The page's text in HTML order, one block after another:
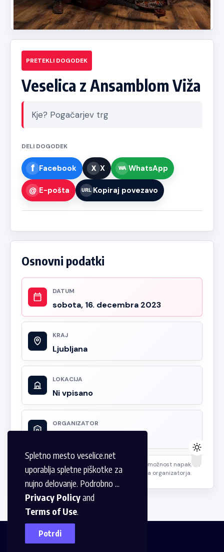
Spletno mesto veselice.net
uporablja spletne piškotke za
nujno delovanje. Podrobno ...
Privacy Policyand
Terms of Use.
Potrdi
PRETEKLI DOGODEK
Veselica z Ansamblom Viža
Kje? Pogačarjev trg
DELI DOGODEK
Facebook X WhatsApp
E-pošta Kopiraj povezavo
Osnovni podatki
DATUM
sobota, 16. decembra 2023
KRAJ
Ljubljana
LOKACIJA
Ni vpisano
ORGANIZATOR
Podatki so informativne narave. Dopuščamo možnost napak. Za
podrobnosti dogodka se obrnite na lokalnega organizatorja.